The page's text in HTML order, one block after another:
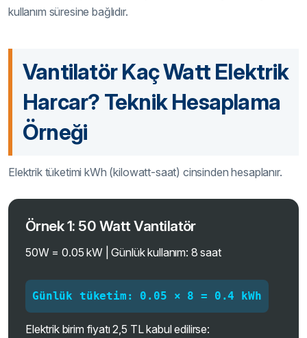
kullanım süresine bağlıdır.
Vantilatör Kaç Watt Elektrik
Harcar? Teknik Hesaplama
Örneği
Elektrik tüketimi kWh (kilowatt-saat) cinsinden hesaplanır.
Örnek 1: 50 Watt Vantilatör
50W = 0.05 kW | Günlük kullanım: 8 saat
Günlük tüketim: 0.05 × 8 = 0.4 kWh
Elektrik birim fiyatı 2,5 TL kabul edilirse: